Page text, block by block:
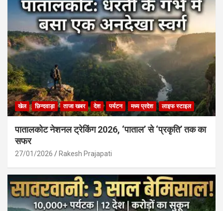
खेल छिन्दवाड़ा ताजा खबर देश पर्यटन मध्य प्रदेश लाइफ स्टाइल
पातालकोट नेशनल ट्रेकिंग 2026, ‘पाताल’ से ‘प्रकृति’ तक का
सफर
27/01/2026 Rakesh Prajapati